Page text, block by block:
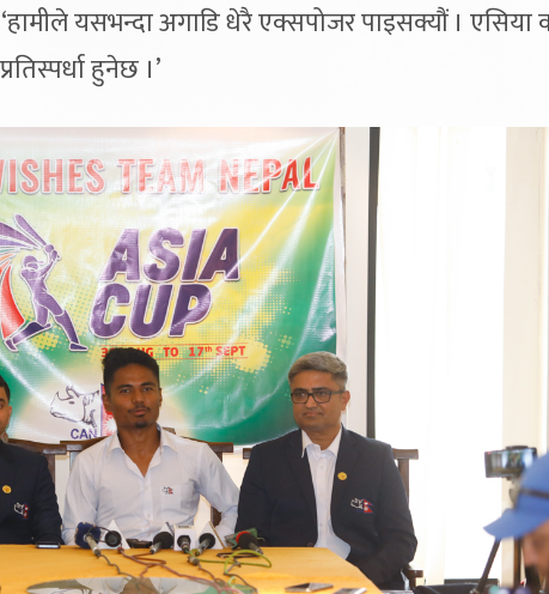
यसभन्दा अगाडि धेरै एक्सपोजर पाइसक्यौं ।
हुनेछ ।’